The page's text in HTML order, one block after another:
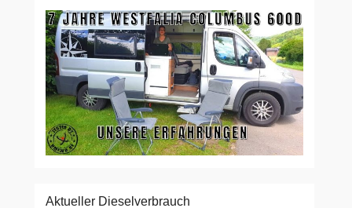
Aktueller Dieselverbrauch